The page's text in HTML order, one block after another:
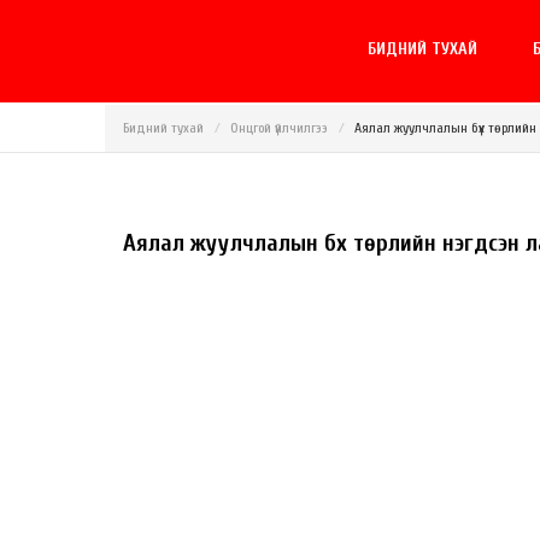
БИДНИЙ ТУХАЙ
Бидний тухай Онцгой үйлчилгээ Аялал жуулчлалын бүх төрлийн
Аялал жуулчлалын бүх төрлийн нэгдсэн